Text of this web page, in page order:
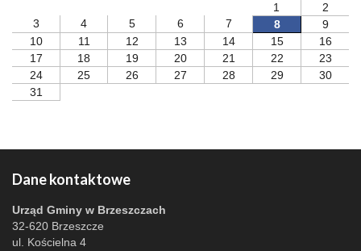
1
2
3
4 5 6 7 8
9
10
11 12 13 14 15
16
17
18 19 20 21 22
23
24
25 26 27 28 29
30
31
Dane kontaktowe
Urząd Gminy w Brzeszczach
32-620 Brzeszcze
ul. Kościelna 4